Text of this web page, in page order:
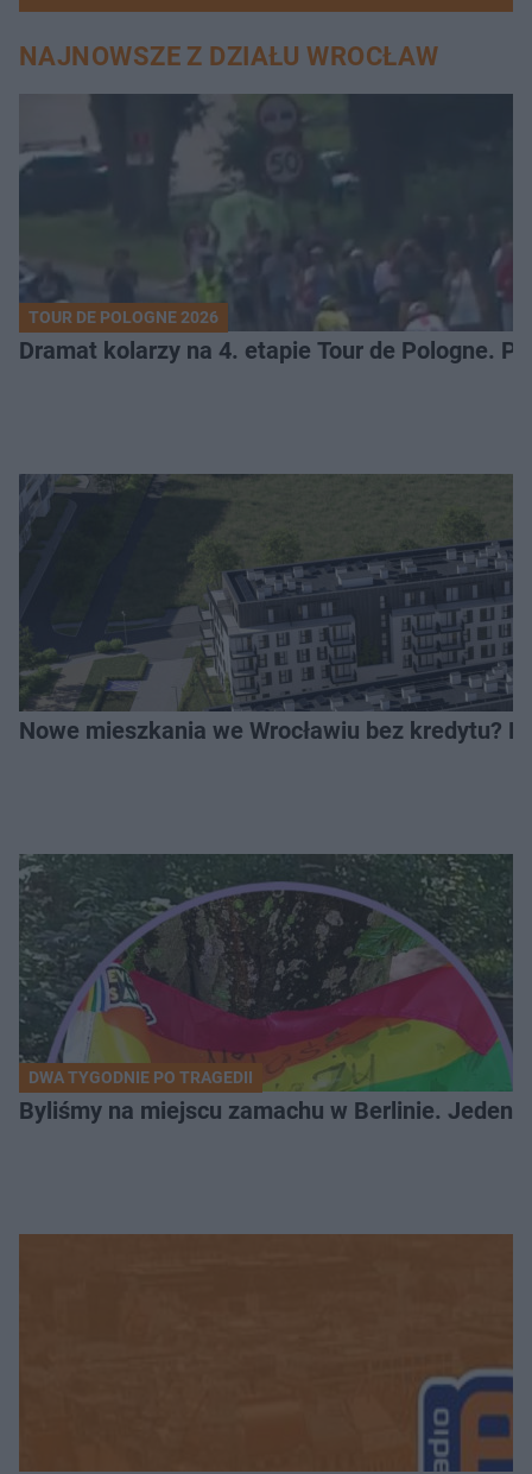
NAJNOWSZE Z DZIAŁU WROCŁAW
TOUR DE POLOGNE 2026
Dramat kolarzy na 4. etapie Tour de Pologne.
Nowe mieszkania we Wrocławiu bez kredytu?
DWA TYGODNIE PO TRAGEDII
Byliśmy na miejscu zamachu w Berlinie. Jeden